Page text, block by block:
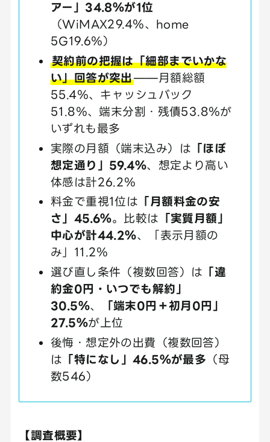
アー」34.8％が1位
（WiMAX29.4％、home
5G19.6％）
契約前の把握は「細部までいかな
い」回答が突出——月額総額
55.4％、キャッシュバック
51.8％、端末分割・残債53.8％が
いずれも最多
実際の月額（端末込み）は 「ほぼ
想定通り」59.4％、想定より高い
体感は計26.2％
料金で重視1位は 「月額料金の安
さ」45.6％。比較は 「実質月額」
中心が計44.2％、「表示月額の
み」11.2％
選び直し条件（複数回答）は 「違
約金0円・いつでも解約」
30.5％、
「端末0円＋初月0円」
27.5％が上位
後悔・想定外の出費（複数回答）
は 「特になし」46.5％が最多 （母
数546）
【調査概要】